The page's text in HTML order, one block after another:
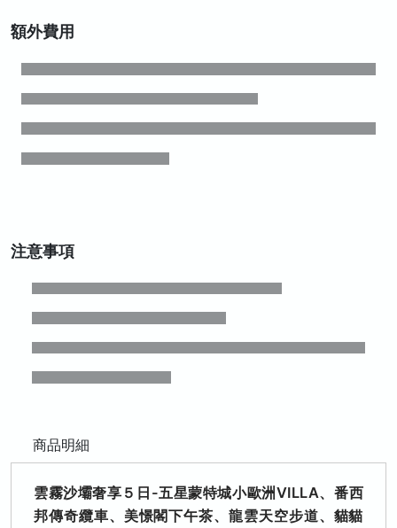
額外費用
注意事項
商品明細
雲霧沙壩奢享５日-五星蒙特城小歐洲VILLA、番西
邦傳奇纜車、美憬閣下午茶、龍雲天空步道、貓貓